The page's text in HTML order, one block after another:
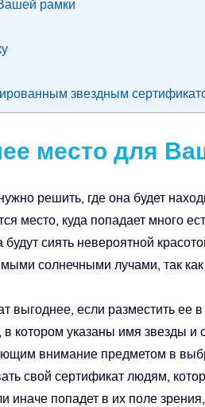
рамки
звездным
место для
решить, где она будет
место, куда попадает много
будут сиять невероятной
солнечными лучами, так
выгоднее, если разместить ее
в котором указаны имя звезды и
внимание предметом в
свой сертификат людям,
иначе попадет в их поле